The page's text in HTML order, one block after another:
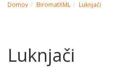
Domov BiromatXML Luknjači
Luknjači